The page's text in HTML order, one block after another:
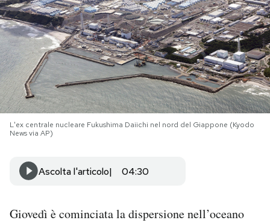
PODCAST
NEWSLETTER
I MIEI PREFERITI
SHOP
CALENDARIO
AREA PERSONALE
L'ex centrale nucleare Fukushima Daiichi nel nord del Giappone (Kyodo
News via AP)
Ascolta l'articolo 04:30
Giovedì è cominciata la dispersione nell’oceano